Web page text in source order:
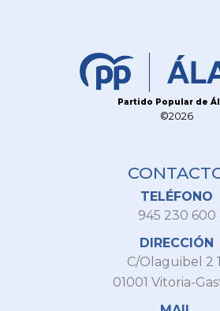
Partido Popular de
©2026
TELÉFONO
945 230 600
DIRECCIÓN
C/Olaguibel 2
01001 Vitoria-